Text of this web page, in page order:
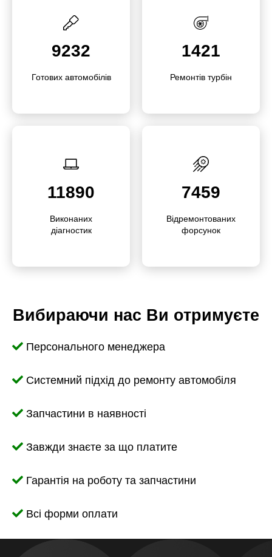
9232
Готових автомо­білів
1421
Ремонтів турбін
11890
Викона­них
діагностик
7459
Відре­мон­то­ваних
форсунок
Вибираючи нас Ви отримуєте
Персонального менеджера
Системний підхід до ремонту автомобіля
Запчастини в наявності
Завжди знаєте за що платите
Гарантія на роботу та запчастини
Всі форми оплати